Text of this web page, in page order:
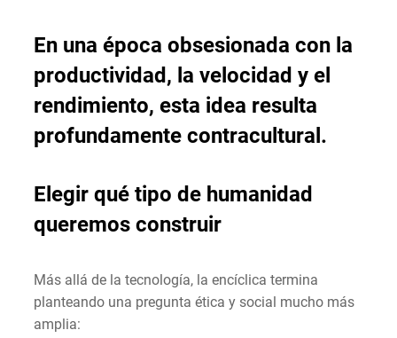
En una época obsesionada con la
productividad, la velocidad y el
rendimiento, esta idea resulta
profundamente contracultural.
Elegir qué tipo de humanidad
queremos construir
Más allá de la tecnología, la encíclica termina
planteando una pregunta ética y social mucho más
amplia: